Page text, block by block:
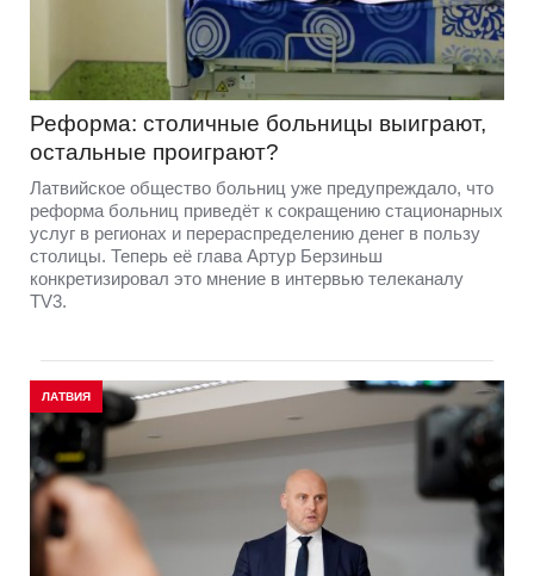
Реформа: столичные больницы выиграют,
остальные проиграют?
Латвийское общество больниц уже предупреждало, что
реформа больниц приведёт к сокращению стационарных
услуг в регионах и перераспределению денег в пользу
столицы. Теперь её глава Артур Берзиньш
конкретизировал это мнение в интервью телеканалу
TV3.
ЛАТВИЯ